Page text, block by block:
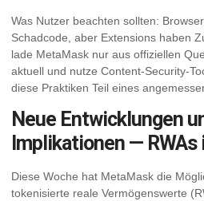
Was Nutzer beachten sollten:
Schadcode, aber Extensions haben
lade MetaMask nur aus offiziellen
aktuell und nutze Content-Security-
diese Praktiken Teil eines
Neue Entwicklungen
Implikationen —
Diese Woche hat MetaMask die
tokenisierte reale Vermögenswerte